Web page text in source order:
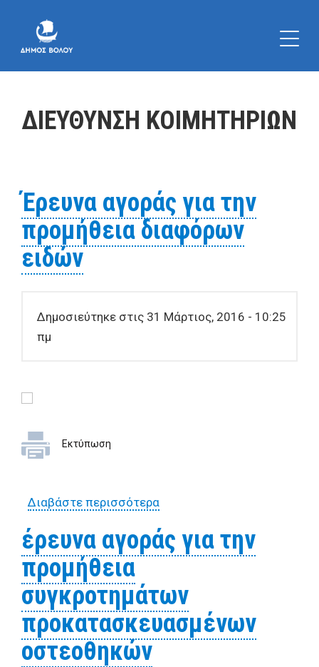
ΔΙΕΥΘΥΝΣΗ ΚΟΙΜΗΤΗΡΙΩΝ
Έρευνα αγοράς για την
προμήθεια διαφόρων
ειδών
Δημοσιεύτηκε στις 31 Μάρτιος, 2016 - 10:25
πμ
Εκτύπωση
Διαβάστε περισσότεραγια Έρευνα αγοράς για την
έρευνα αγοράς για την
προμήθεια
συγκροτημάτων
προκατασκευασμένων
οστεοθηκών